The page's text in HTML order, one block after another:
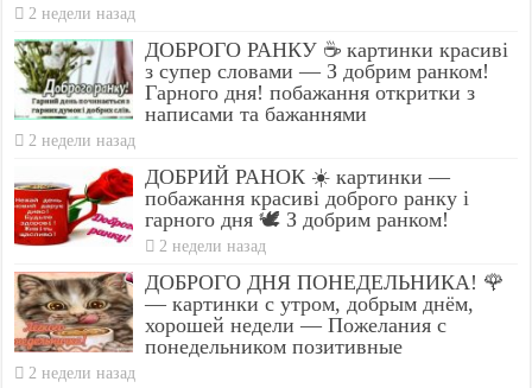
2 недели назад
ДОБРОГО РАНКУ ☕ картинки красиві
з супер словами — З добрим ранком!
Гарного дня! побажання откритки з
написами та бажаннями
2 недели назад
ДОБРИЙ РАНОК ☀️ картинки —
побажання красиві доброго ранку і
гарного дня 🕊️ З добрим ранком!
2 недели назад
ДОБРОГО ДНЯ ПОНЕДЕЛЬНИКА! 🌹
— картинки с утром, добрым днём,
хорошей недели — Пожелания с
понедельником позитивные
2 недели назад